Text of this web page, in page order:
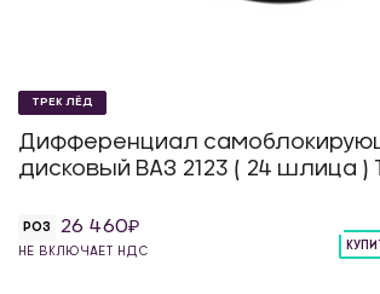
ТРЕК ЛЁД
Дифференциал
дисковый ВАЗ 2123 ( 24 шлица )
РОЗ 26 460
НЕ ВКЛЮЧАЕТ НДС